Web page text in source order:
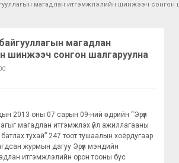
магадлан итгэмжлэлийн шинжээч сонгон
байгууллагын магадлан
шинжээч сонгон шалгаруулна
2013 оны 07 сарын 09-ний өдрийн “Эрүүл
магадлан итгэмжлэх үйл ажиллагааны
тухай” 247 тоот тушаалын хоёрдугаар
журмын дагуу Эрүүл мэндийн
итгэмжлэлийн орон тооны бус